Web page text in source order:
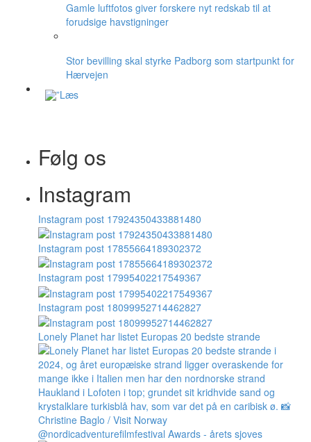
Gamle luftfotos giver forskere nyt redskab til at
forudsige havstigninger
Stor bevilling skal styrke Padborg som startpunkt for
Hærvejen
Følg os
Instagram
Instagram post 17924350433881480
Instagram post 17855664189302372
Instagram post 17995402217549367
Instagram post 18099952714462827
Lonely Planet har listet Europas 20 bedste strande
@nordicadventurefilmfestival Awards - årets sjoves